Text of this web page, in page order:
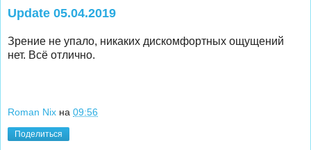
Update 05.04.2019
Зрение не упало, никаких дискомфортных ощущений
нет. Всё отлично.
Roman Nix на 09:56
Поделиться